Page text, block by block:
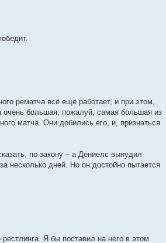
рематча всё ещё работает, и при этом,
очень большая, пожалуй, самая большая из
матча. Они добились его, и, признаться
по закону – а Дениелс вынудил
несколько дней. Но он достойно пытается
Я бы поставил на него в этом